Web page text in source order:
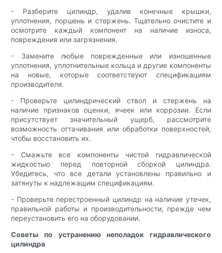
- Разберите цилиндр, удалив конечные крышки,
уплотнения, поршень и стержень. Тщательно очистите и
осмотрите каждый компонент на наличие износа,
повреждения или загрязнения.
- Замените любые поврежденные или изношенные
уплотнения, уплотнительные кольца и другие компоненты
на новые, которые соответствуют спецификациям
производителя.
- Проверьте цилиндрический ствол и стержень на
наличие признаков оценки, ячеек или коррозии. Если
присутствует значительный ущерб, рассмотрите
возможность оттачивания или обработки поверхностей,
чтобы восстановить их.
- Смажьте все компоненты чистой гидравлической
жидкостью перед повторной сборкой цилиндра.
Убедитесь, что все детали установлены правильно и
затянуты к надлежащим спецификациям.
- Проверьте перестроенный цилиндр на наличие утечек,
правильной работы и производительности, прежде чем
переустановить его на оборудовании.
Советы по устранению неполадок гидравлического
цилиндра